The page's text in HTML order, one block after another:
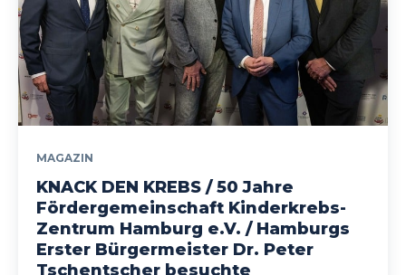
MAGAZIN
KNACK DEN KREBS / 50 Jahre
Fördergemeinschaft Kinderkrebs-
Zentrum Hamburg e.V. / Hamburgs
Erster Bürgermeister Dr. Peter
Tschentscher besuchte